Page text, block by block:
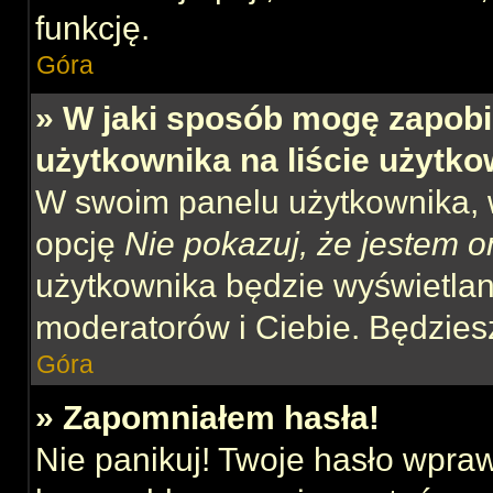
funkcję.
Góra
» W jaki sposób mogę
użytkownika na liście
W swoim panelu użytkownika,
opcję Nie pokazuj, że jestem
użytkownika będzie
moderatorów i Ciebie.
Góra
» Zapomniałem hasła!
Nie panikuj! Twoje hasło